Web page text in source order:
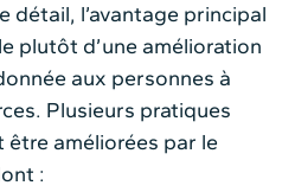
détail, l’avantage principal
plutôt d’une amélioration
aux personnes à
Plusieurs pratiques
être améliorées par le
: